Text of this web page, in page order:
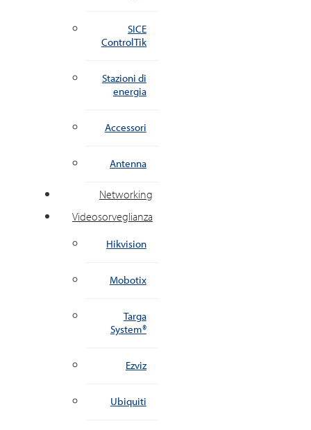
SICE
ControlTik
Stazioni di
energia
Accessori
Antenna
Networking
Videosorveglianza
Hikvision
Mobotix
Targa
System®
Ezviz
Ubiquiti